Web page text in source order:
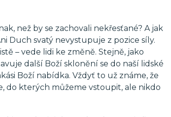
než by se zachovali nekřesťané? A jak
Duch svatý nevystupuje z pozice síly.
– vede lidi ke změně. Stejně, jako
další Boží sklonění se do naší lidské
Boží nabídka. Vždyť to už známe, že
do kterých můžeme vstoupit, ale nikdo